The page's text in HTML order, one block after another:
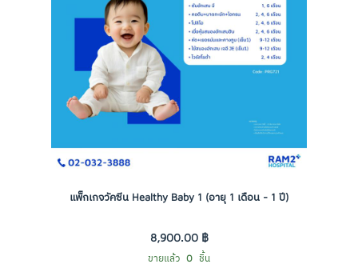
แพ็กเกจวัคซีน Healthy Baby 1 (อายุ 1 เดือน - 1 ปี)
8,900.00 ฿
ขายแล้ว 0 ชิ้น